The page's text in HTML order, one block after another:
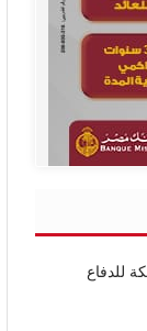
للدفاع